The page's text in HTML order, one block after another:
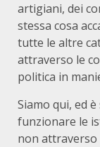
artigiani, dei
stessa cosa
tutte le altre
attraverso le
politica in
Siamo qui, ed
funzionare le
non